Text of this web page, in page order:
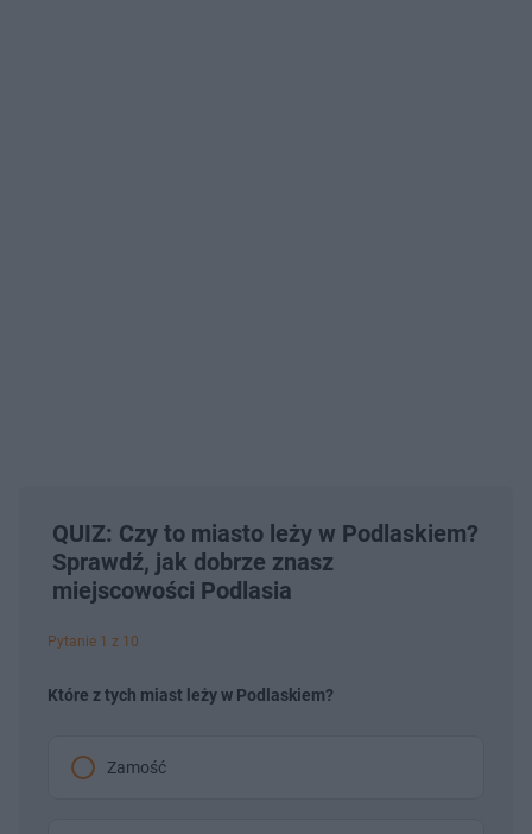
QUIZ: Czy to miasto leży w Podlaskiem?
Sprawdź, jak dobrze znasz
miejscowości Podlasia
Pytanie 1 z 10
Które z tych miast leży w Podlaskiem?
Zamość